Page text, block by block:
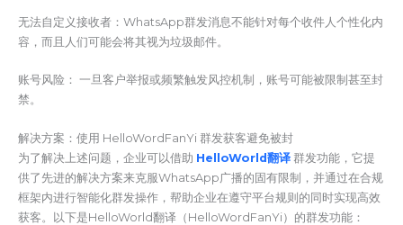
无法自定义接收者：WhatsApp群发消息不能针对每个收件人个性化内
容，而且人们可能会将其视为垃圾邮件。
账号风险： 一旦客户举报或频繁触发风控机制，账号可能被限制甚至封
禁。
解决方案：使用 HelloWordFanYi 群发获客避免被封
为了解决上述问题，企业可以借助 HelloWorld翻译群发功能，它提
供了先进的解决方案来克服WhatsApp广播的固有限制，并通过在合规
框架内进行智能化群发操作，帮助企业在遵守平台规则的同时实现高效
获客。以下是HelloWorld翻译（HelloWordFanYi）的群发功能：